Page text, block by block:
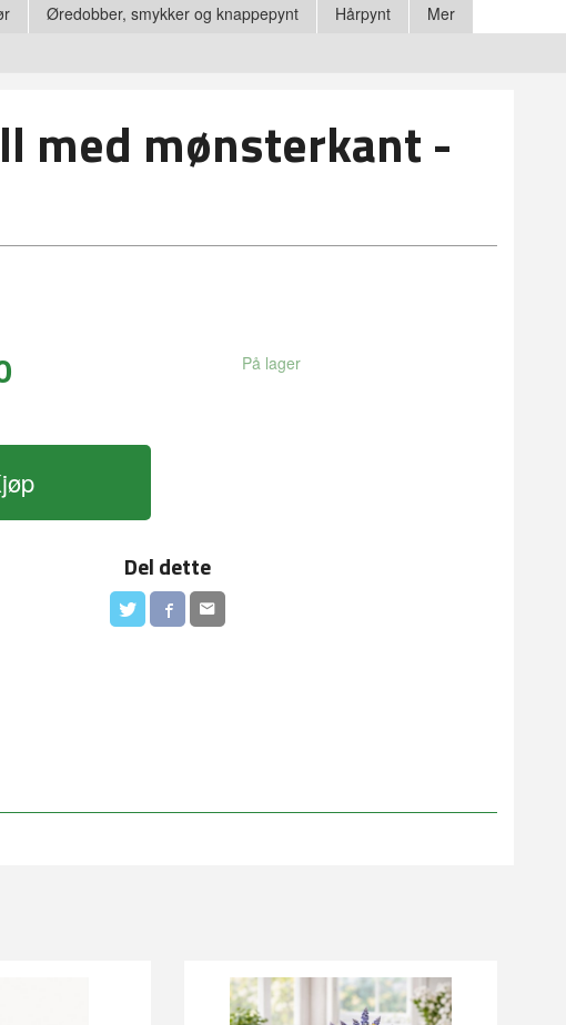
Øredobber, smykker og knappepynt Hårpynt Mer
med mønsterkant -
På lager
Del dette